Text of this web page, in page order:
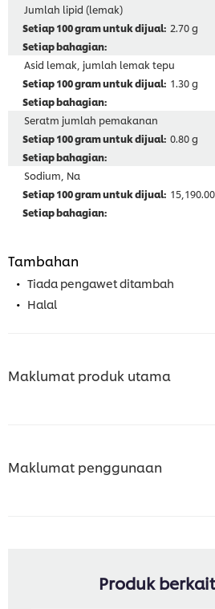
Jumlah lipid (lemak)
2.70 g
Asid lemak, jumlah lemak tepu
1.30 g
Seratm jumlah pemakanan
0.80 g
Sodium, Na
Tambahan
Tiada pengawet ditambah
Halal
Maklumat produk utama
Maklumat penggunaan
Produk